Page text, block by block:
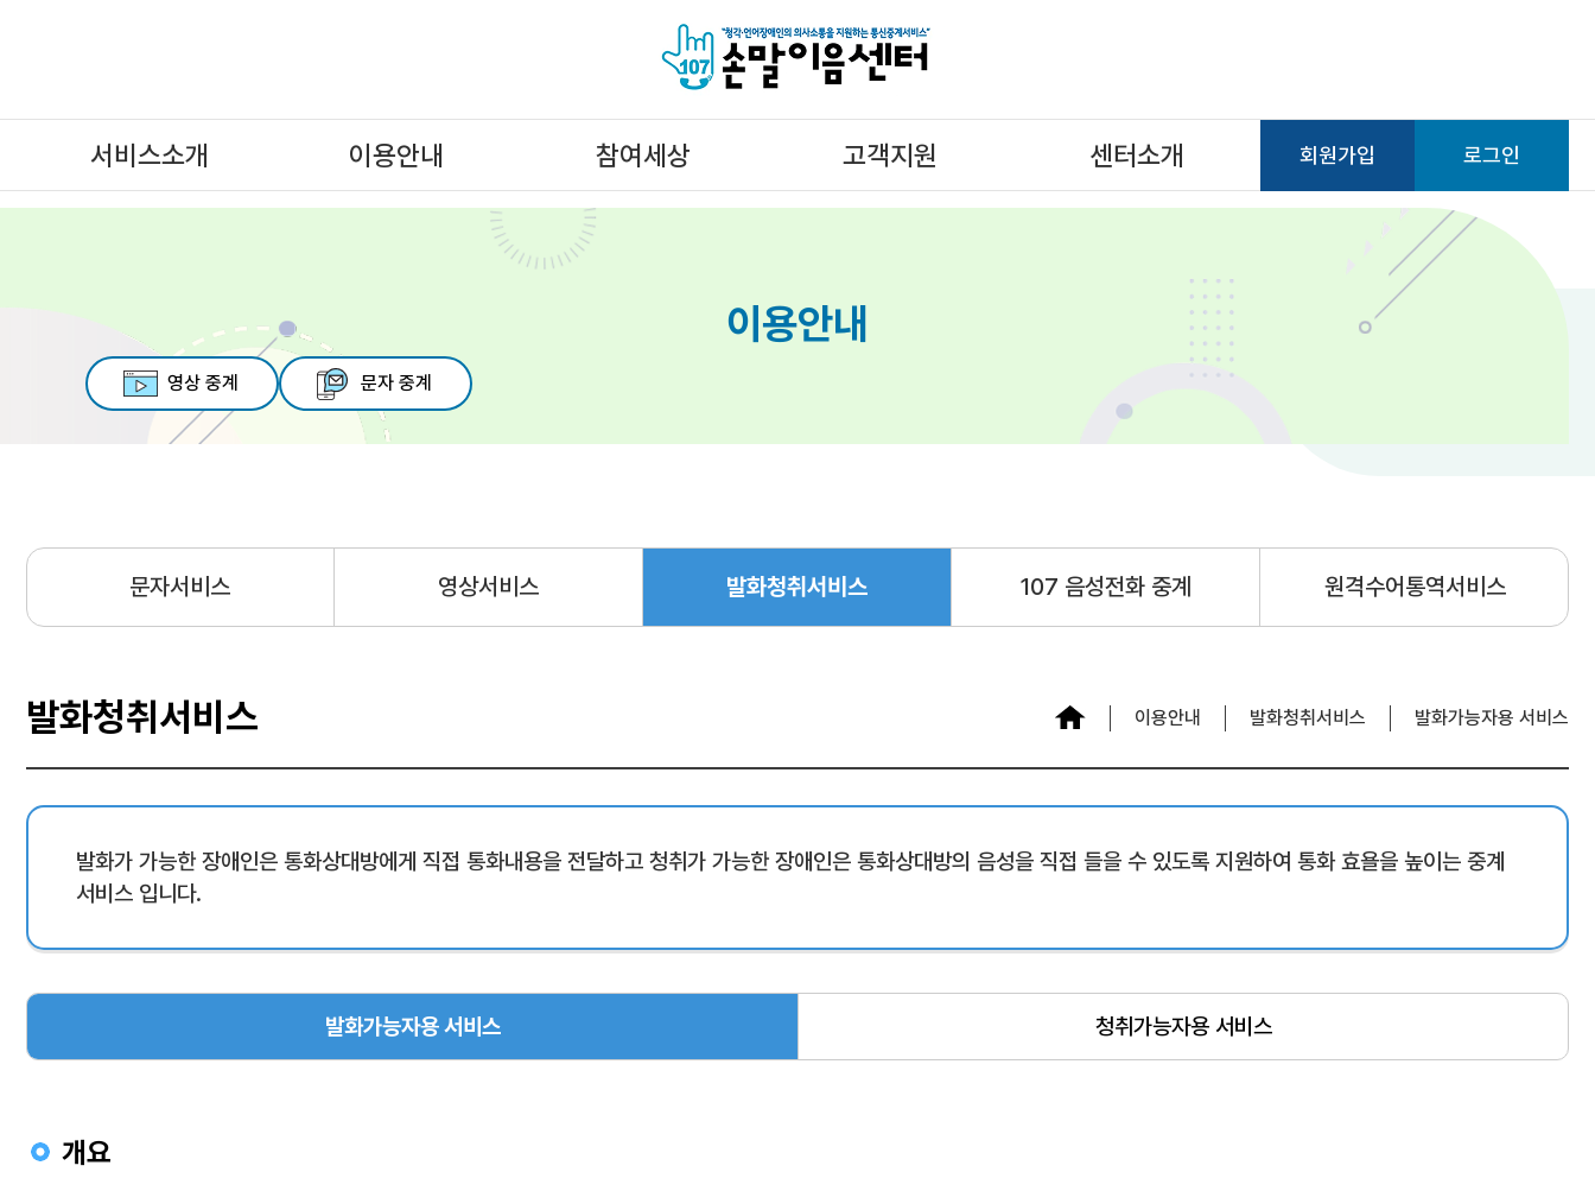
서비스소개 이용안내
107 음성전화 중계
원격수어통역서비스
참여세상 고객지원 센터소개 회원가입 로그인
이용안내
영상 중계 문자 중계
문자서비스 영상서비스 발화청취서비스 107 음성전화 중계 원격수어통역서비스
발화청취서비스 이용안내 발화청취서비스 발화가능자용 서비스
발화가 가능한 장애인은 통화상대방에게 직접 통화내용을 전달하고 청취가 가능한 장애인은 통화상대방의 음성을 직접 들을 수 있도록 지원하여 통화 효욜을 높이는 중계
서비스 입니다.
발화가능자용 서비스 청취가능자용 서비스
개요